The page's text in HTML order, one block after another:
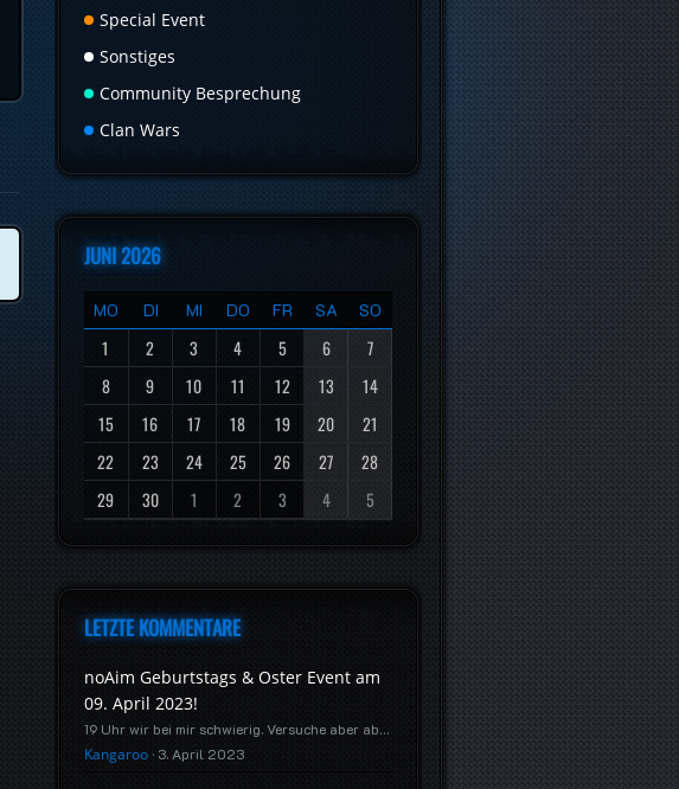
Special Event
Sonstiges
Community Besprechung
Clan Wars
JUNI 2026
MO DI MI DO FR SA SO
1 2 3 4 5 6
7
8
9 10 11 12 13
14
15
16 17 18 19 20
21
22
23 24 25 26 27
28
29
30 1 2 3 4 5
LETZTE KOMMENTARE
noAim Geburtstags & Oster Event am
09. April 2023!
19 Uhr wir bei mir schwierig. Versuche aber ab…
Kangaroo 3. April 2023